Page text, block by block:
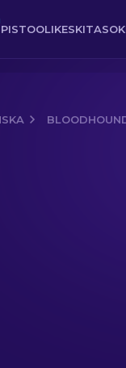
PISTOOLIKESKITASO
★ Verikoira-